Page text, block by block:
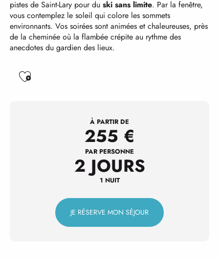
pistes de Saint-Lary pour du ski sans limite. Par la fenêtre,
vous contemplez le soleil qui colore les sommets
environnants. Vos soirées sont animées et chaleureuses, près
de la cheminée où la flambée crépite au rythme des
anecdotes du gardien des lieux.
Ajouter aux favoris
À PARTIR DE
255 €
PAR PERSONNE
2 JOURS
1 NUIT
JE RÉSERVE MON SÉJOUR